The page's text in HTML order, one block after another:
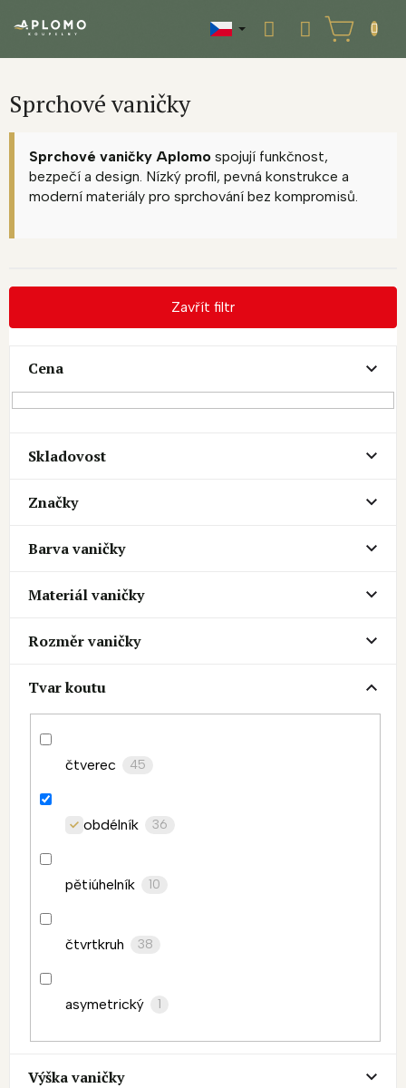
NÁKUPNÍ
KOŠÍK
Sprchové vaničky
Sprchové vaničky Aplomo spojují funkčnost,
bezpečí a design. Nízký profil, pevná konstrukce a
moderní materiály pro sprchování bez kompromisů.
Zavřít filtr
Cena
Skladovost
Značky
Barva vaničky
Materiál vaničky
Rozměr vaničky
Tvar koutu
čtverec 45
obdélník 36
pětiúhelník 10
čtvrtkruh 38
asymetrický 1
Výška vaničky